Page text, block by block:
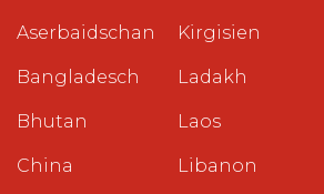
Aserbaidschan
Bangladesch
Bhutan
China
Kirgisien
Ladakh
Laos
Libanon